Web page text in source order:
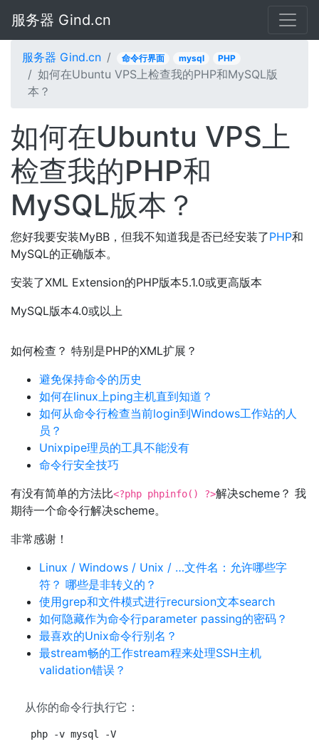
服务器 Gind.cn
服务器 Gind.cn 命令行界面 mysql PHP
如何在Ubuntu VPS上检查我的PHP和MySQL版
本？
如何在Ubuntu VPS上
检查我的PHP和
MySQL版本？
您好我要安装MyBB，但我不知道我是否已经安装了PHP和
MySQL的正确版本。
安装了XML Extension的PHP版本5.1.0或更高版本
MySQL版本4.0或以上
如何检查？ 特别是PHP的XML扩展？
避免保持命令的历史
如何在linux上ping主机直到知道？
如何从命令行检查当前login到Windows工作站的人
员？
Unixpipe理员的工具不能没有
命令行安全技巧
有没有简单的方法比<?php phpinfo() ?>解决scheme？ 我
期待一个命令行解决scheme。
非常感谢！
Linux / Windows / Unix / …文件名：允许哪些字
符？ 哪些是非转义的？
使用grep和文件模式进行recursion文本search
如何隐藏作为命令行parameter passing的密码？
最喜欢的Unix命令行别名？
最stream畅的工作stream程来处理SSH主机
validation错误？
从你的命令行执行它：
php -v mysql -V